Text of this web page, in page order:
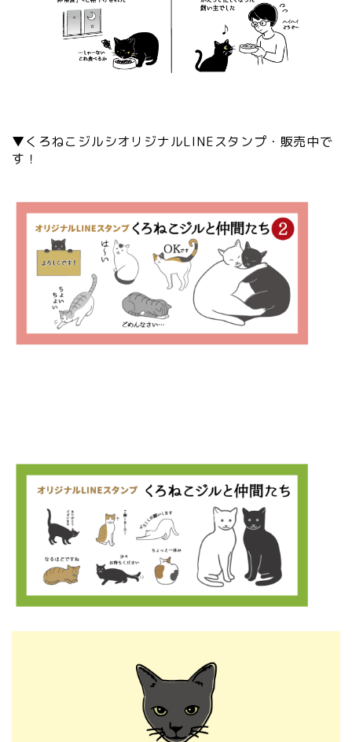
▼くろねこジルシオリジナルLINEスタンプ・販売中で
す！